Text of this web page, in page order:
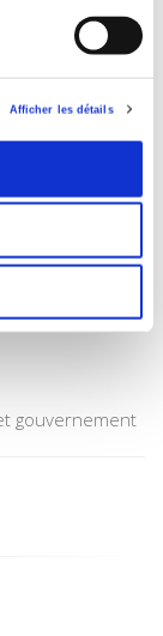
Afficher les détails
gouvernement